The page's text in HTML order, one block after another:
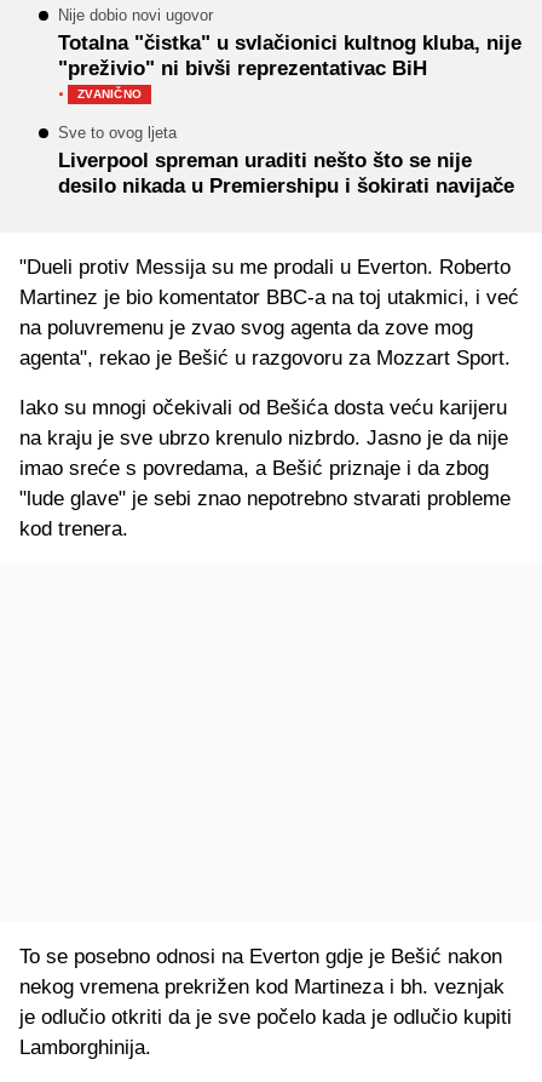
Nije dobio novi ugovor
Totalna "čistka" u svlačionici kultnog kluba, nije
"preživio" ni bivši reprezentativac BiH
· ZVANIČNO
Sve to ovog ljeta
Liverpool spreman uraditi nešto što se nije
desilo nikada u Premiershipu i šokirati navijače
"Dueli protiv Messija su me prodali u Everton. Roberto
Martinez je bio komentator BBC-a na toj utakmici, i već
na poluvremenu je zvao svog agenta da zove mog
agenta", rekao je Bešić u razgovoru za Mozzart Sport.
Iako su mnogi očekivali od Bešića dosta veću karijeru
na kraju je sve ubrzo krenulo nizbrdo. Jasno je da nije
imao sreće s povredama, a Bešić priznaje i da zbog
"lude glave" je sebi znao nepotrebno stvarati probleme
kod trenera.
To se posebno odnosi na Everton gdje je Bešić nakon
nekog vremena prekrižen kod Martineza i bh. veznjak
je odlučio otkriti da je sve počelo kada je odlučio kupiti
Lamborghinija.